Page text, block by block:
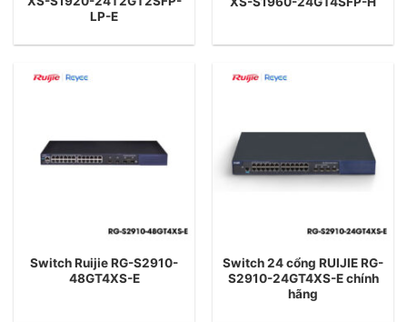
LP-E
Switch Ruijie RG-S2910-
48GT4XS-E
Switch 24 cổng RUIJIE RG-
S2910-24GT4XS-E chính
hãng